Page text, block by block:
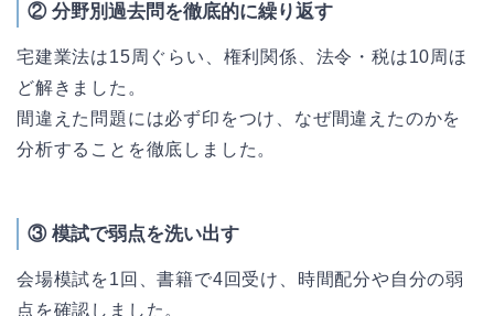
② 分野別過去問を徹底的に繰り返す
宅建業法は15周ぐらい、権利関係、法令・税は10周ほ
ど解きました。
間違えた問題には必ず印をつけ、なぜ間違えたのかを
分析することを徹底しました。
③ 模試で弱点を洗い出す
会場模試を1回、書籍で4回受け、時間配分や自分の弱
点を確認しました。